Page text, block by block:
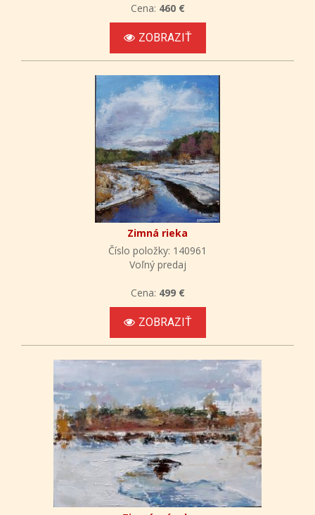
Cena: 460 €
ZOBRAZIŤ
Zimná rieka
Číslo položky: 140961
Voľný predaj
Cena: 499 €
ZOBRAZIŤ